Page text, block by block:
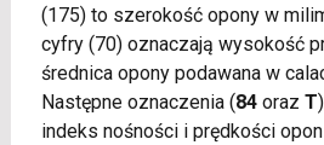
(175) to szerokość opony w
cyfry (70) oznaczają wysokość
średnica opony podawana w
Następne oznaczenia (84oraz T
indeks nośności i prędkości opon